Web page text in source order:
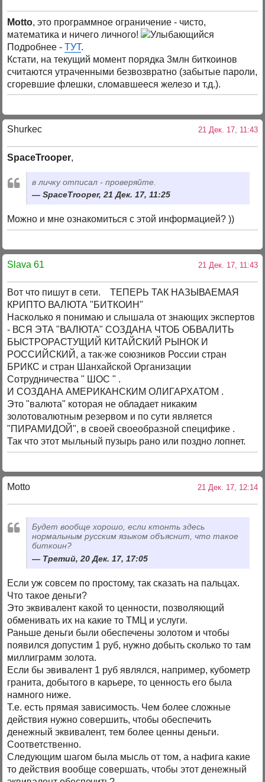
Motto, это программное ограничение - чисто,
математика и ничего личного!
Подробнее -ТУТ.
Кстати, на текущий момент порядка 3млн биткоинов
считаются утраченными безвозвратно (забытые пароли,
сгоревшие флешки, сломавшееся железо и т.д.).
Shurkec 21 Дек. 17, 11:43
SpaceTrooper,
в личку отписал - проверяйте.
SpaceTrooper, 21 Дек. 17, 11:25
Можно и мне ознакомиться с этой информацией? ))
Slava 61 21 Дек. 17, 11:43
Вот что пишут в сети. ТЕПЕРЬ ТАК НАЗЫВАЕМАЯ
КРИПТО ВАЛЮТА "БИТКОИН"
Насколько я понимаю и слышала от знающих экспертов
- ВСЯ ЭТА "ВАЛЮТА" СОЗДАНА ЧТОБ ОБВАЛИТЬ
БЫСТРОРАСТУЩИЙ КИТАЙСКИЙ РЫНОК И
РОССИЙСКИЙ, а так-же союзников России стран
БРИКС и стран Шанхайской Организации
Сотрудничества " ШОС " .
И СОЗДАНА АМЕРИКАНСКИМ ОЛИГАРХАТОМ .
Это "валюта" которая не обладает никаким
золотовалютным резервом и по сути является
"ПИРАМИДОЙ", в своей своеобразной специфике .
Так что этот мыльный пузырь рано или поздно лопнет.
Motto 21 Дек. 17, 12:14
Будет вообще хорошо, если ктонть здесь
нормальным русским языком объяснит, что такое
биткоин?
Третий, 20 Дек. 17, 17:05
Если уж совсем по простому, так сказать на пальцах.
Что такое деньги?
Это эквивалент какой то ценности, позволяющий
обменивать их на какие то ТМЦ и услуги.
Раньше деньги были обеспечены золотом и чтобы
появился допустим 1 руб, нужно добыть сколько то там
миллиграмм золота.
Если бы эвивалент 1 руб являлся, например, кубометр
гранита, добытого в карьере, то ценность его была
намного ниже.
Т.е. есть прямая зависимость. Чем более сложные
действия нужно совершить, чтобы обеспечить
денежный эквивалент, тем более ценны деньги.
Соответственно.
Следующим шагом была мысль от том, а нафига какие
то действия вообще совершать, чтобы этот денежный